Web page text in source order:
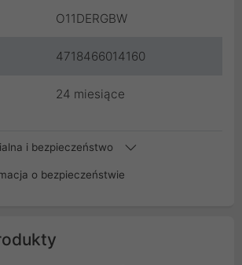
O11DERGBW
4718466014160
24 miesiące
i bezpieczeństwo
o bezpieczeństwie